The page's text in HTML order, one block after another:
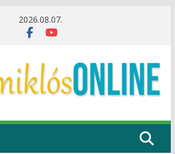
2026.08.07.